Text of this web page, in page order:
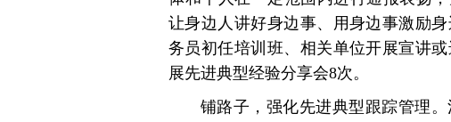
让身边人讲好身边事、用身边事激励
务员初任培训班、相关单位开展宣讲
展先进典型经验分享会8次。
铺路子，强化先进典型跟踪管理